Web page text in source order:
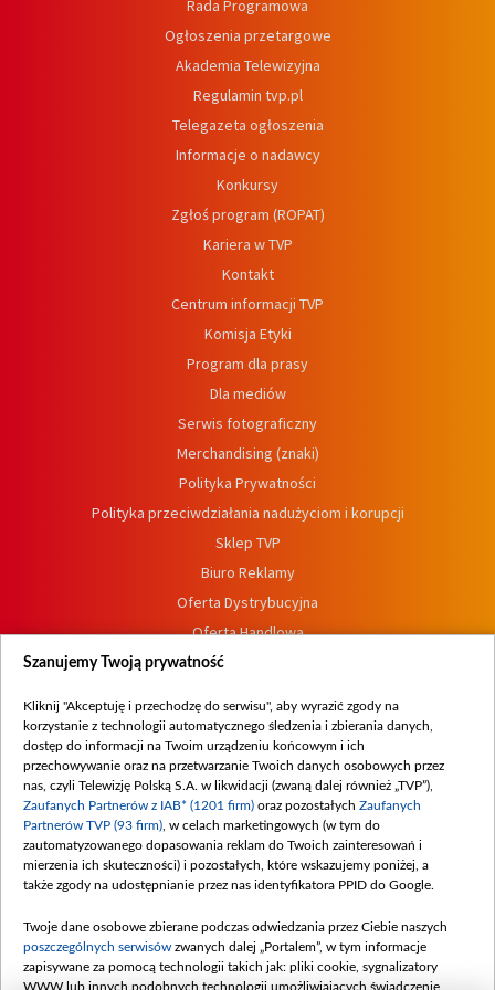
Rada Programowa
Ogłoszenia przetargowe
Akademia Telewizyjna
Regulamin tvp.pl
Telegazeta ogłoszenia
Informacje o nadawcy
Konkursy
Zgłoś program (ROPAT)
Kariera w TVP
Kontakt
Centrum informacji TVP
Komisja Etyki
Program dla prasy
Dla mediów
Serwis fotograficzny
Merchandising (znaki)
Polityka Prywatności
Polityka przeciwdziałania nadużyciom i korupcji
Sklep TVP
Biuro Reklamy
Oferta Dystrybucyjna
Oferta Handlowa
Dostępność
Procedura zgłoszeń wewnętrznych
Szanujemy Twoją prywatność
Kliknij "Akceptuję i przechodzę do serwisu", aby wyrazić zgody na
korzystanie z technologii automatycznego śledzenia i zbierania danych,
dostęp do informacji na Twoim urządzeniu końcowym i ich
przechowywanie oraz na przetwarzanie Twoich danych osobowych przez
nas, czyli Telewizję Polską S.A. w likwidacji (zwaną dalej również „TVP”),
Zaufanych Partnerów z IAB* (1201 firm) oraz pozostałych Zaufanych
Partnerów TVP (93 firm) , w celach marketingowych (w tym do
zautomatyzowanego dopasowania reklam do Twoich zainteresowań i
mierzenia ich skuteczności) i pozostałych, które wskazujemy poniżej, a
także zgody na udostępnianie przez nas identyfikatora PPID do Google.
Twoje dane osobowe zbierane podczas odwiedzania przez Ciebie naszych
poszczególnych serwisów zwanych dalej „Portalem”, w tym informacje
zapisywane za pomocą technologii takich jak: pliki cookie, sygnalizatory
WWW lub innych podobnych technologii umożliwiających świadczenie